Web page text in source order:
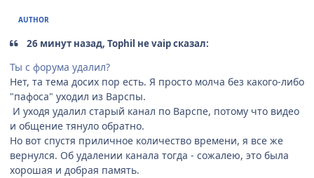
AUTHOR
26 минут назад, Tophil не vaip сказал:
Ты с форума удалил?
Нет, та тема досих пор есть. Я просто молча без какого-либо
"пафоса" уходил из Варспы.
И уходя удалил старый канал по Варспе, потому что видео
и общение тянуло обратно.
Но вот спустя приличное количество времени, я все же
вернулся. Об удалении канала тогда - сожалею, это была
хорошая и добрая память.